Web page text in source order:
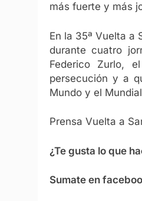
más fuerte y más
En la 35ª Vuelta a
durante cuatro
Federico Zurlo,
persecución y a
Mundo y el
Prensa Vuelta a
¿Te gusta lo que
Sumate en